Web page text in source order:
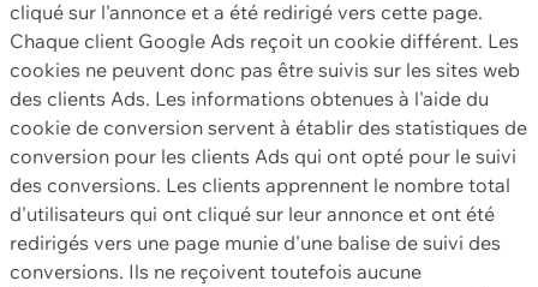
cliqué sur l'annonce et a été redirigé vers cette page.
Chaque client Google Ads reçoit un cookie différent. Les
cookies ne peuvent donc pas être suivis sur les sites web
des clients Ads. Les informations obtenues à l'aide du
cookie de conversion servent à établir des statistiques de
conversion pour les clients Ads qui ont opté pour le suivi
des conversions. Les clients apprennent le nombre total
d'utilisateurs qui ont cliqué sur leur annonce et ont été
redirigés vers une page munie d'une balise de suivi des
conversions. Ils ne reçoivent toutefois aucune